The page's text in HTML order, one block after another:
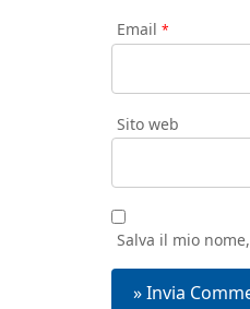
Email *
Sito web
Salva il mio